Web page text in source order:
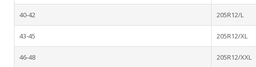
40-42 205R12/L
43-45 205R12/XL
46-48 205R12/XXL